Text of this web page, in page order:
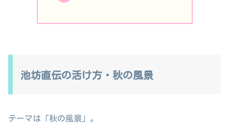
池坊直伝の活け方・秋の風景
テーマは「秋の風景」。